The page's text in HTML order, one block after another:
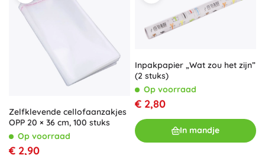
Zelfklevende cellofaanzakjes
OPP 20 × 36 cm, 100 stuks
Op voorraad
€ 2,90
Inpakpapier „Wat zou het zijn”
(2 stuks)
Op voorraad
€ 2,80
In mandje